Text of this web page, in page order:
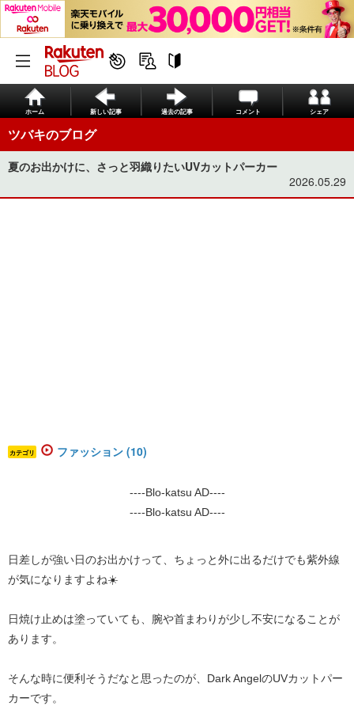
ホーム 新しい記事 過去の記事 コメント シェア
ツバキのブログ
夏のお出かけに、さっと羽織りたいUVカットパーカー
2026.05.29
カテゴリ ファッション (10)
----Blo-katsu AD----
----Blo-katsu AD----
日差しが強い日のお出かけって、ちょっと外に出るだけでも紫外線
が気になりますよね☀️
日焼け止めは塗っていても、腕や首まわりが少し不安になることが
あります。
そんな時に便利そうだなと思ったのが、Dark AngelのUVカットパー
カーです。